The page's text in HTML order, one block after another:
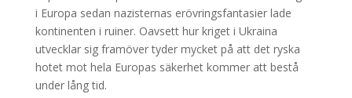
i Europa sedan nazisternas erövringsfantasier lade
kontinenten i ruiner. Oavsett hur kriget i Ukraina
utvecklar sig framöver tyder mycket på att det ryska
hotet mot hela Europas säkerhet kommer att bestå
under lång tid.